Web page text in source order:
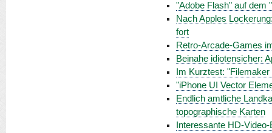
"Adobe Flash" auf dem
Nach Apples
fort
Retro-Arcade-Games
Beinahe idiotensicher:
Im Kurztest:
"iPhone UI Vector
Endlich amtliche
topographische Karten
Interessante HD-